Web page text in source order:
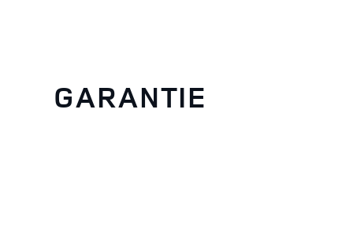
GARANTIE